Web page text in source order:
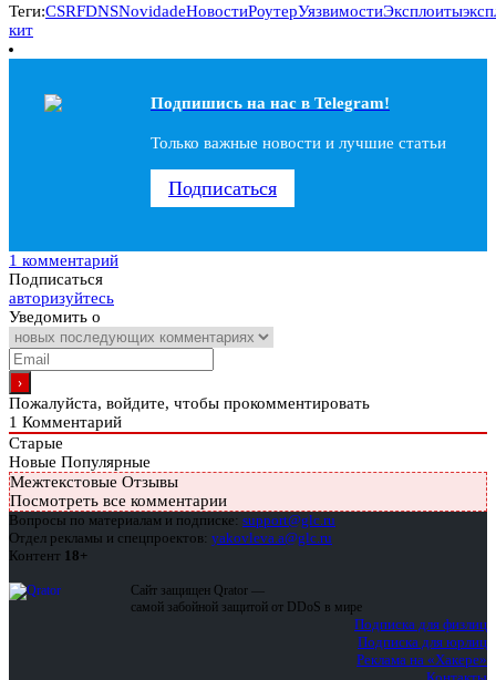
Теги:CSRFDNSNovidadeНовостиРоутерУязвимостиЭксплоиты
кит
Подпишись на наc в Telegram!
Только важные новости и лучшие статьи
Подписаться
1 комментарий
Подписаться
авторизуйтесь
Уведомить о
Пожалуйста, войдите, чтобы прокомментировать
1 Комментарий
Старые
Новые Популярные
Межтекстовые Отзывы
Посмотреть все комментарии
Вопросы по материалам и подписке: support@glc.ru
Отдел рекламы и спецпроектов: yakovleva.a@glc.ru
Контент 18+
Сайт защищен Qrator —
самой забойной защитой от DDoS в мире
Подписка для физлиц
Подписка для юрлиц
Реклама на «Хакере»